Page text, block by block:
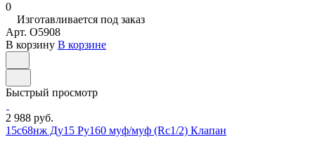
0
Изготавливается под заказ
Арт. O5908
В корзину В корзине
Быстрый просмотр
2 988 руб.
15с68нж Ду15 Ру160 муф/муф (Rc1/2) Клапан